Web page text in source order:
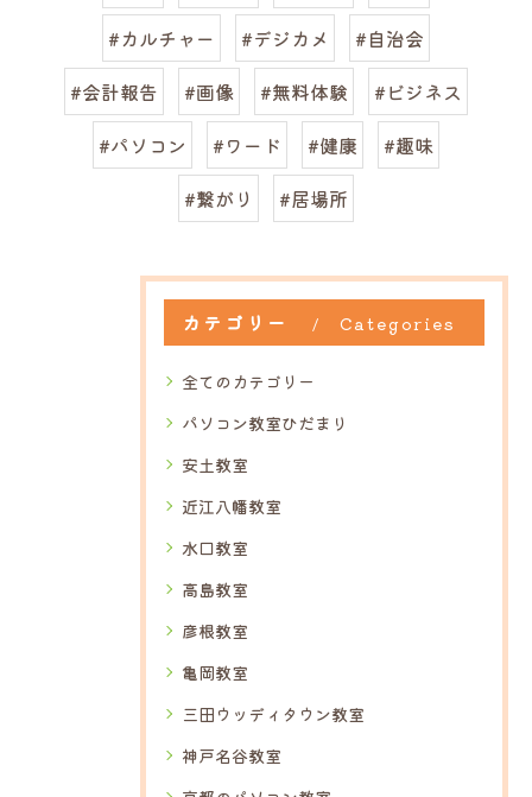
#カルチャー
#デジカメ
#自治会
#会計報告
#画像 #無料体験
#ビジネス
#パソコン
#ワード #健康
#趣味
#繋がり
#居場所
カテゴリー Categories
全てのカテゴリー
パソコン教室ひだまり
安土教室
近江八幡教室
水口教室
高島教室
彦根教室
亀岡教室
三田ウッディタウン教室
神戸名谷教室